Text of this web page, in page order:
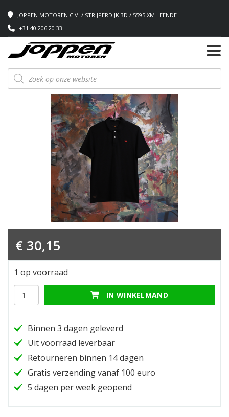
JOPPEN MOTOREN C.V. / STRIJPERDIJK 3D / 5595 XM LEENDE
+31 40 206 20 33
Producten
zoeken
€ 30,15
1 op voorraad
Polo
slub
black,
l
IN WINKELMAND
Binnen 3 dagen geleverd
Uit voorraad leverbaar
Retourneren binnen 14 dagen
Gratis verzending vanaf 100 euro
5 dagen per week geopend